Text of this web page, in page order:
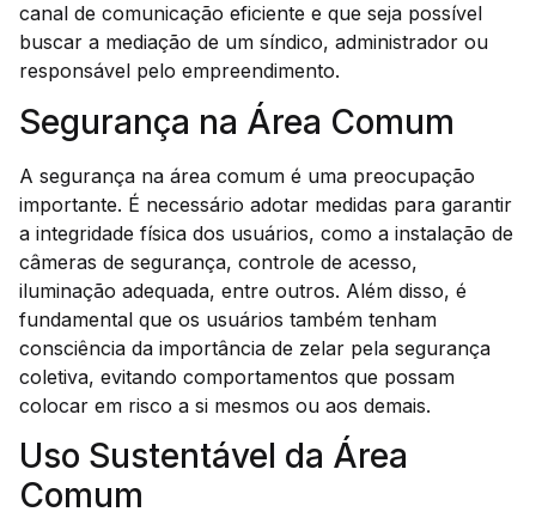
canal de comunicação eficiente e que seja possível
buscar a mediação de um síndico, administrador ou
responsável pelo empreendimento.
Segurança na Área Comum
A segurança na área comum é uma preocupação
importante. É necessário adotar medidas para garantir
a integridade física dos usuários, como a instalação de
câmeras de segurança, controle de acesso,
iluminação adequada, entre outros. Além disso, é
fundamental que os usuários também tenham
consciência da importância de zelar pela segurança
coletiva, evitando comportamentos que possam
colocar em risco a si mesmos ou aos demais.
Uso Sustentável da Área
Comum